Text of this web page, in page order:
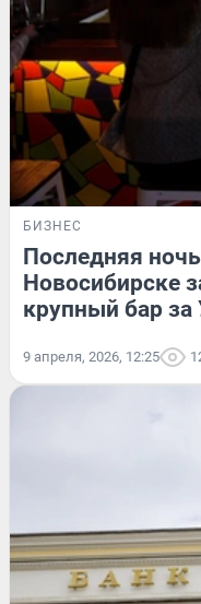
БИЗНЕС
Последняя
Новосибирске
крупный бар за
9 апреля, 2026, 12:25